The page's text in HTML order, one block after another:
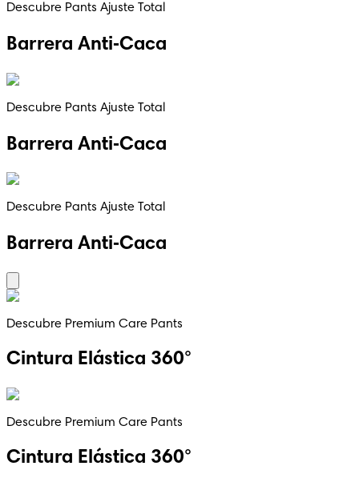
Descubre Pants Ajuste Total
Barrera Anti‑Caca
Descubre Pants Ajuste Total
Barrera Anti‑Caca
Descubre Pants Ajuste Total
Barrera Anti‑Caca
Descubre Premium Care Pants
Cintura Elástica 360°
Descubre Premium Care Pants
Cintura Elástica 360°